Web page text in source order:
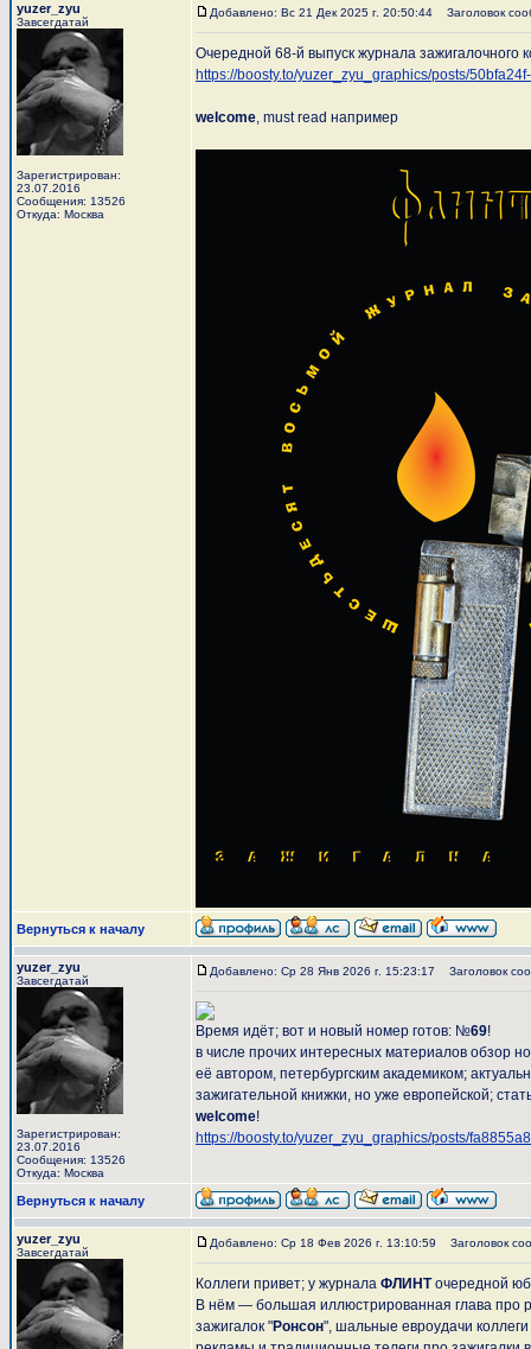
yuzer_zyu
Завсегдатай
Зарегистрирован:
23.07.2016
Сообщения: 13526
Откуда: Москва
Добавлено: Вс 21 Дек 2025 г. 20:50:44 Заголовок
Очередной 68-й выпуск журнала зажигалочного
https://boosty.to/yuzer_zyu_graphics/posts/
welcome, must read например
Вернуться к началу
yuzer_zyu
Завсегдатай
Зарегистрирован:
23.07.2016
Сообщения: 13526
Откуда: Москва
Добавлено: Ср 28 Янв 2026 г. 15:23:17 Заголовок
Время идёт; вот и новый номер готов: №69!
в числе прочих интересных материалов обзор
её автором, петербургским академиком;
зажигательной книжки, но уже европейской;
welcome!
https://boosty.to/yuzer_zyu_graphics/posts/
Вернуться к началу
yuzer_zyu
Завсегдатай
Добавлено: Ср 18 Фев 2026 г. 13:10:59 Заголовок
Коллеги привет; у журнала ФЛИНТочередной
В нём — большая иллюстрированная глава про
зажигалок "Ронсон", шальные евроудачи